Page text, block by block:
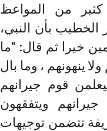
من المواعظ
الخطيب بأن النبي،
خيرا ثم قال: “ما
ينهونهم ، وما بال
قوم جيرانهم
ويتفقهون
تتضمن توجيهات